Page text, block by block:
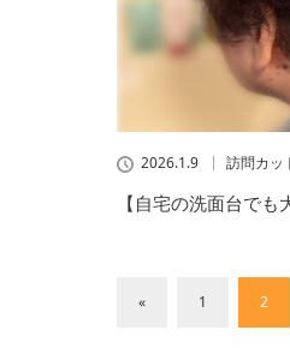
2026.1.9 訪問カッ
【自宅の洗面台でも
« 1 2